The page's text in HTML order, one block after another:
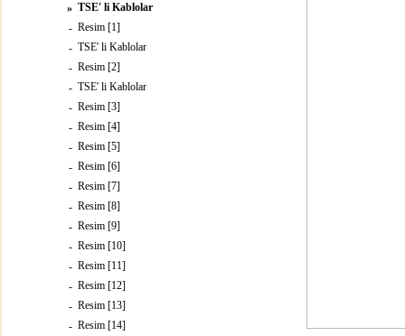
» TSE' li Kablolar
- Resim [1]
- TSE' li Kablolar
- Resim [2]
- TSE' li Kablolar
- Resim [3]
- Resim [4]
- Resim [5]
- Resim [6]
- Resim [7]
- Resim [8]
- Resim [9]
- Resim [10]
- Resim [11]
- Resim [12]
- Resim [13]
- Resim [14]